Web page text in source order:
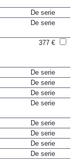
De serie
De serie
377 €
De serie
De serie
De serie
De serie
De serie
De serie
De serie
De serie